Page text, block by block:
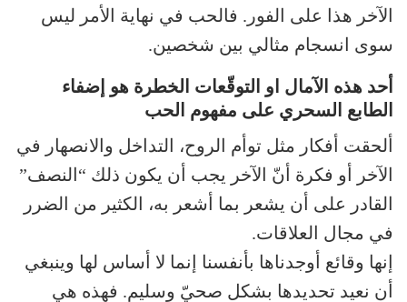
الآخر هذا على الفور. فالحب في نهاية الأمر ليس
سوى انسجام مثالي بين شخصين.
أحد هذه الآمال او التوقّعات الخطرة هو إضفاء
الطابع السحري على مفهوم الحب
ألحقت أفكار مثل توأم الروح، التداخل والانصهار في
الآخر أو فكرة أنّ الآخر يجب أن يكون ذلك “النصف”
القادر على أن يشعر بما أشعر به، الكثير من الضرر
في مجال العلاقات.
إنها وقائع أوجدناها بأنفسنا إنما لا أساس لها وينبغي
أن نعيد تحديدها بشكل صحيّ وسليم. فهذه هي